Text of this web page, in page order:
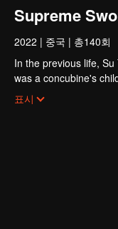
Supreme
2022 | 중국 | 총140회
In the previous life,
was a concubine's child of the Su family. Suspecting that something was wrong with his mother's death, Su Yi ran away from home to Qinghe
Sword Mansion to
memory of his
표시